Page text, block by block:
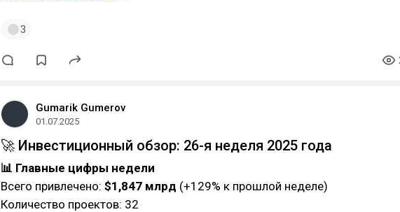
3
Gumarik Gumerov
01.07.2025
🚀 Инвестиционный обзор: 26-я неделя 2025 года
📊 Главные цифры недели
Всего привлечено: $1,847 млрд (+129% к прошлой неделе)
Количество проектов: 32